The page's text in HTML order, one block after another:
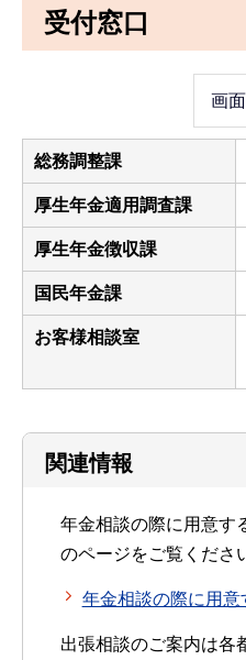
受付窓口
画
総務調整課
厚生年金適用調査課
厚生年金徴収課
国民年金課
お客様相談室
関連情報
年金相談の際に用意す
のページをご覧くださ
年金相談の際に用意
出張相談のご案内は各